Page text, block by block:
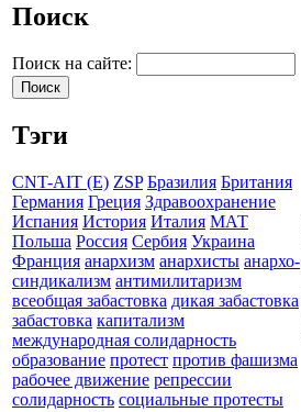
Поиск
Поиск на сайте:
Тэги
CNT-AIT (E) ZSP Бразилия Британия
Германия Греция Здравоохранение
Испания История Италия МАТ
Польша Россия Сербия Украина
Франция анархизм анархисты анархо-
синдикализм антимилитаризм
всеобщая забастовка дикая забастовка
забастовка капитализм
международная солидарность
образование протест против фашизма
рабочее движение репрессии
солидарность социальные протесты